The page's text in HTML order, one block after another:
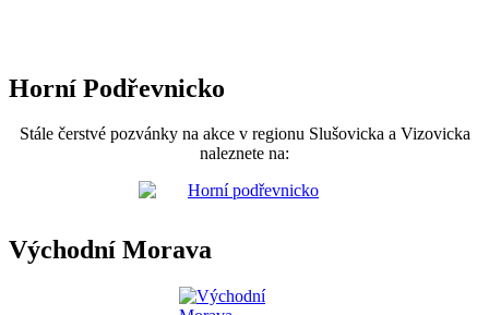
Horní Podřevnicko
Stále čerstvé pozvánky na akce v regionu Slušovicka a Vizovicka
naleznete na:
Východní Morava